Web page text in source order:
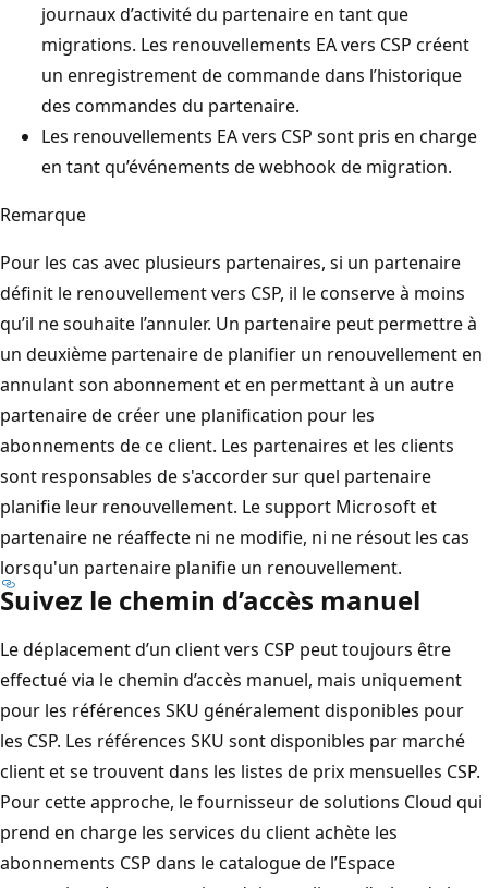
journaux d’activité du partenaire en tant que
migrations. Les renouvellements EA vers CSP créent
un enregistrement de commande dans l’historique
des commandes du partenaire.
Les renouvellements EA vers CSP sont pris en charge
en tant qu’événements de webhook de migration.
Remarque
Pour les cas avec plusieurs partenaires, si un partenaire
définit le renouvellement vers CSP, il le conserve à moins
qu’il ne souhaite l’annuler. Un partenaire peut permettre à
un deuxième partenaire de planifier un renouvellement en
annulant son abonnement et en permettant à un autre
partenaire de créer une planification pour les
abonnements de ce client. Les partenaires et les clients
sont responsables de s'accorder sur quel partenaire
planifie leur renouvellement. Le support Microsoft et
partenaire ne réaffecte ni ne modifie, ni ne résout les cas
lorsqu'un partenaire planifie un renouvellement.
Suivez le chemin d’accès manuel
Le déplacement d’un client vers CSP peut toujours être
effectué via le chemin d’accès manuel, mais uniquement
pour les références SKU généralement disponibles pour
les CSP. Les références SKU sont disponibles par marché
client et se trouvent dans les listes de prix mensuelles CSP.
Pour cette approche, le fournisseur de solutions Cloud qui
prend en charge les services du client achète les
abonnements CSP dans le catalogue de l’Espace